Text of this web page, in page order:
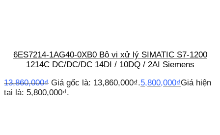
6ES7214-1AG40-0XB0 Bộ vi xử lý SIMATIC S7-1200
1214C DC/DC/DC 14DI / 10DQ / 2AI Siemens
13,860,000₫ Giá gốc là: 13,860,000₫.5,800,000₫Giá hiện
tại là: 5,800,000₫.